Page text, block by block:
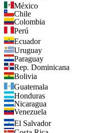
México
Chile
Colombia
Perú
Ecuador
Uruguay
Paraguay
Rep. Dominicana
Bolivia
Guatemala
Honduras
Nicaragua
Venezuela
El Salvador